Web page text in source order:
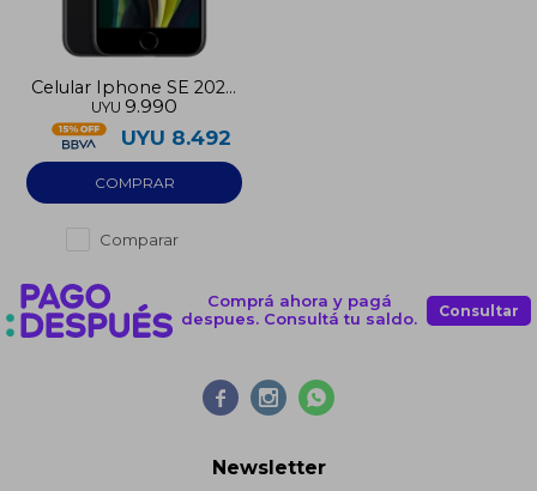
Celular Iphone SE 2020
64GB pre-utilizado
UYU 9.990
UYU 8.492
Comparar
Comprá ahora y pagá
despues. Consultá tu saldo.
Consultar
  
Newsletter